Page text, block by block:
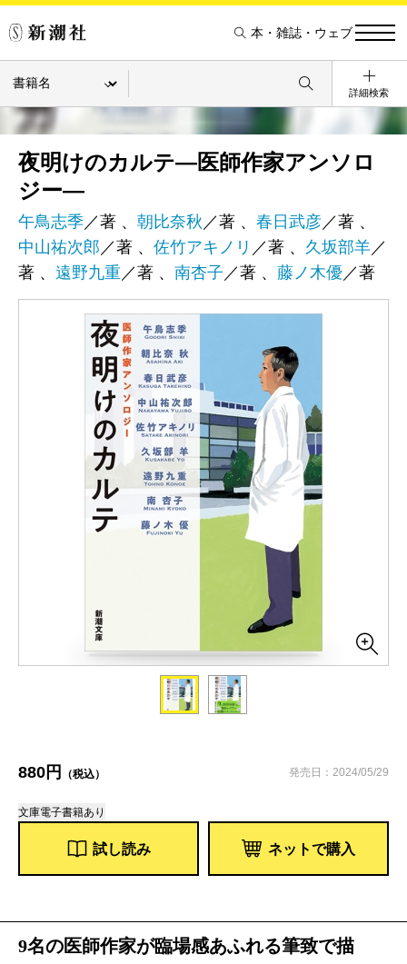
本・雑誌・ウェブ
詳細検索
夜明けのカルテ―医師作家アンソロ
ジー―
午鳥志季 ／著 、 朝比奈秋 ／著 、 春日武彦／著 、
中山祐次郎 ／著 、 佐竹アキノリ ／著 、 久坂部羊／
著 、 遠野九重 ／著 、 南杏子 ／著 、 藤ノ木優 ／著
880円 （税込） 発売日：2024/05/29
文庫電子書籍あり
試し読み ネットで購入
9名の医師作家が臨場感あふれる筆致で描